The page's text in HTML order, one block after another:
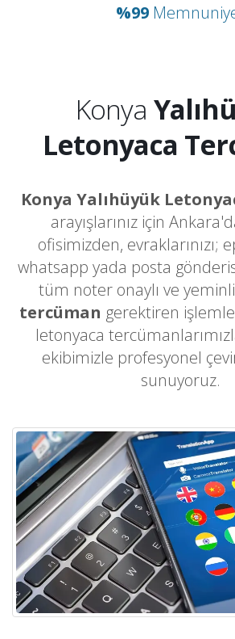
%99
Konya
Letonyaca
Konya Yalıhüyük
arayışlarınız için
ofisimizden, evraklarınızı;
whatsapp yada posta
tüm noter onaylı ve yeminli
tercüman gerektiren
letonyaca
ekibimizle profesyonel
sunuyoruz.